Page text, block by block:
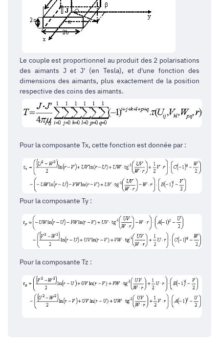
Le couple est proportionnel au produit des 2 polarisations
des aimants J et J' (en Tesla), et d'une fonction des
dimensions des aimants, plus exactement de la position
respective des coins des aimants.
Pour la composante Tx, cette fonction est donnée par :
Pour la composante Ty :
Pour la composante Tz :